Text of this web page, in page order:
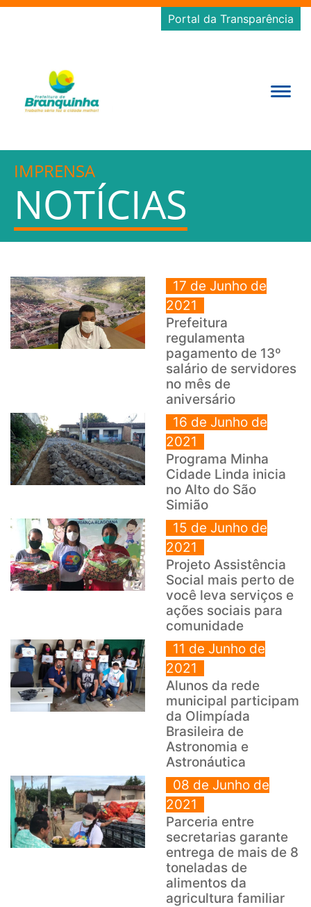
Portal da Transparência
IMPRENSA
NOTÍCIAS
17 de Junho de
2021
Prefeitura
regulamenta
pagamento de 13º
salário de servidores
no mês de
aniversário
16 de Junho de
2021
Programa Minha
Cidade Linda inicia
no Alto do São
Simião
15 de Junho de
2021
Projeto Assistência
Social mais perto de
você leva serviços e
ações sociais para
comunidade
11 de Junho de
2021
Alunos da rede
municipal participam
da Olimpíada
Brasileira de
Astronomia e
Astronáutica
08 de Junho de
2021
Parceria entre
secretarias garante
entrega de mais de 8
toneladas de
alimentos da
agricultura familiar